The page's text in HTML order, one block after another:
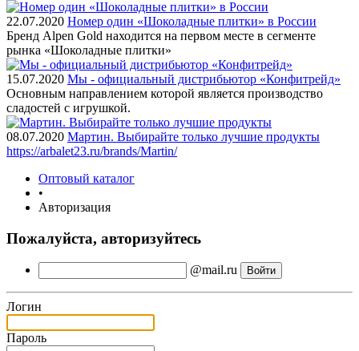
22.07.2020 Номер один «Шоколадные плитки» в России
Бренд Alpen Gold находится на первом месте в сегменте
рынка «Шоколадные плитки»
15.07.2020 Мы - официальный дистрибьютор «Конфитрейд»
Основным направлением которой является производство
сладостей с игрушкой.
08.07.2020 Мартин. Выбирайте только лучшие продукты
https://arbalet23.ru/brands/Martin/
Оптовый каталог
•
Авторизация
Пожалуйста, авторизуйтесь
@mail.ru
Логин
Пароль